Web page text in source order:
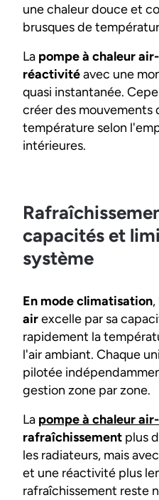
une chaleur douce et
brusques de
La pompe à chaleur
réactivitéavec une
quasi instantanée.
créer des mouvements
température selon
intérieures.
capacités et
système
En mode climatisation,
airexcelle par sa
rapidement la
l'air ambiant. Chaque
pilotée
gestion zone par zone.
La pompe à chaleur
rafraîchissement plus
les radiateurs, mais
et une réactivité plus
rafraîchissement reste